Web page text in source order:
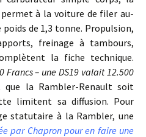
à la voiture de filer au-
de 1,3 tonne. Propulsion,
freinage à tambours,
la fiche technique.
Francs – une DS19 valait 12.500
la Rambler-Renault soit
limitent sa diffusion. Pour
statutaire à la Rambler, une
par Chapron pour en faire une